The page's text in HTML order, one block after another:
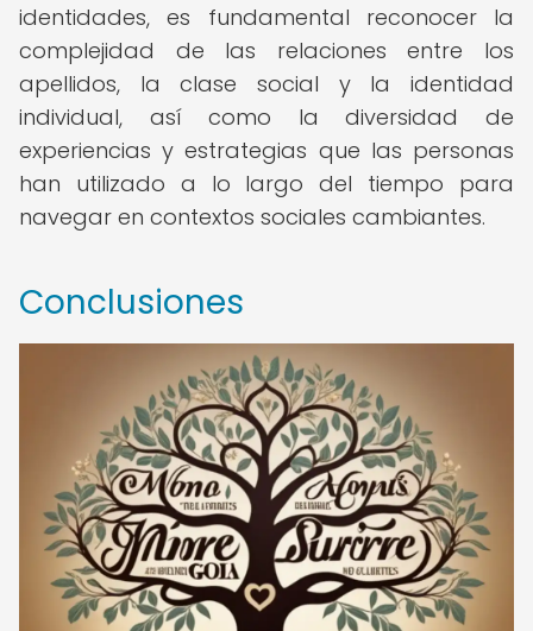
identidades, es fundamental reconocer la
complejidad de las relaciones entre los
apellidos, la clase social y la identidad
individual, así como la diversidad de
experiencias y estrategias que las personas
han utilizado a lo largo del tiempo para
navegar en contextos sociales cambiantes.
Conclusiones